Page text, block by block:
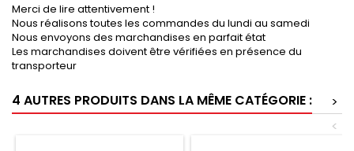
Merci de lire attentivement !
Nous réalisons toutes les commandes du lundi au samedi
Nous envoyons des marchandises en parfait état
Les marchandises doivent être vérifiées en présence du
transporteur
4 AUTRES PRODUITS DANS LA MÊME CATÉGORIE :
>
<